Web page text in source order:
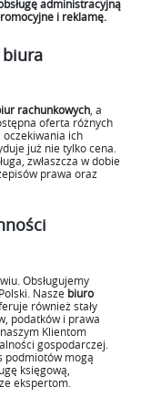
administracyjną
i reklamę.
biura
rachunkowych, a
oferta różnych
ich
już nie tylko cena.
zwłaszcza w dobie
prawa oraz
Obsługujemy
Nasze biuro
również stały
podatków i prawa
Klientom
gospodarczej.
podmiotów mogą
księgową,
ekspertom.